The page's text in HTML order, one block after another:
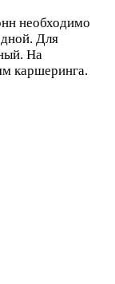
необходимо
Для
На
каршеринга.